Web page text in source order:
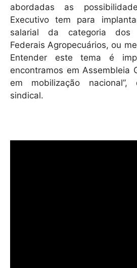
abordadas as
Executivo tem para
salarial da categoria dos
Federais Agropecuários, ou
Entender este tema é
encontramos em Assembleia
em mobilização
sindical.